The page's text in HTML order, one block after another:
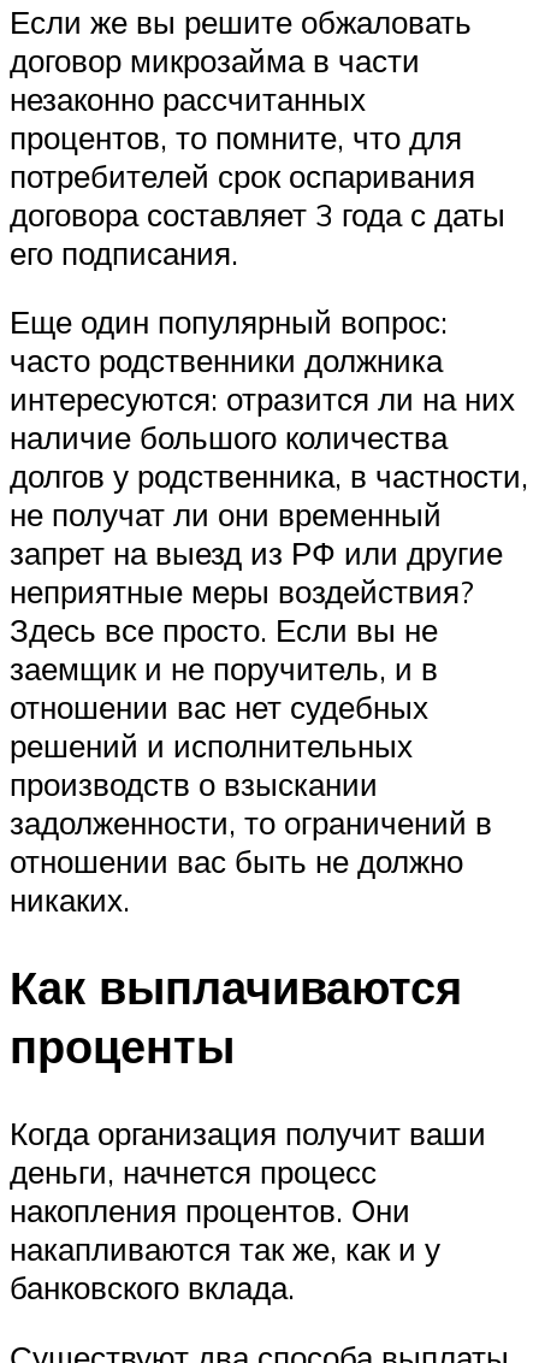
Если же вы решите обжаловать
договор микрозайма в части
незаконно рассчитанных
процентов, то помните, что для
потребителей срок оспаривания
договора составляет 3 года с даты
его подписания.
Еще один популярный вопрос:
часто родственники должника
интересуются: отразится ли на них
наличие большого количества
долгов у родственника, в частности,
не получат ли они временный
запрет на выезд из РФ или другие
неприятные меры воздействия?
Здесь все просто. Если вы не
заемщик и не поручитель, и в
отношении вас нет судебных
решений и исполнительных
производств о взыскании
задолженности, то ограничений в
отношении вас быть не должно
никаких.
Как выплачиваются
проценты
Когда организация получит ваши
деньги, начнется процесс
накопления процентов. Они
накапливаются так же, как и у
банковского вклада.